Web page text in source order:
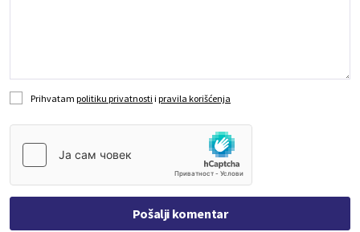
Prihvatam politiku privatnosti i pravila korišćenja
Pošalji komentar